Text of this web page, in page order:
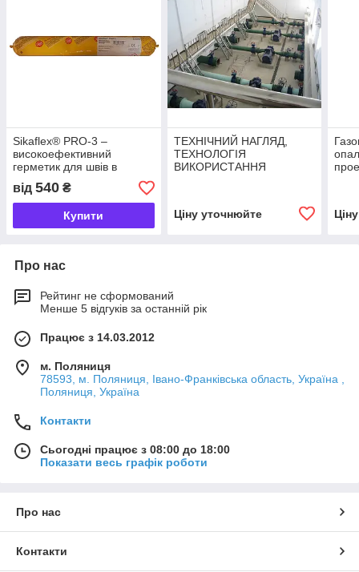
Sikaflex® PRO-3 –
високоефективний
герметик для швів в
підлогах Sikaflex ® PRO-3
від 540 ₴
Купити
ТЕХНІЧНИЙ НАГЛЯД,
ТЕХНОЛОГІЯ
ВИКОРИСТАННЯ
Ціну уточнюйте
Про нас
Рейтинг не сформований
Менше 5 відгуків за останній рік
Працює з 14.03.2012
м. Поляниця
78593, м. Поляниця, Івано-Франківська область, Україна ,
Поляниця, Україна
Контакти
Сьогодні працює з 08:00 до 18:00
Показати весь графік роботи
Про нас
Контакти